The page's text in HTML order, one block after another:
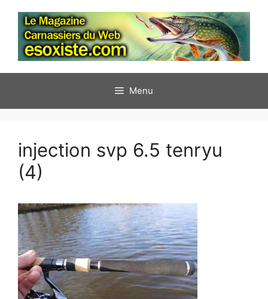
contenu
Menu
injection svp 6.5 tenryu
(4)